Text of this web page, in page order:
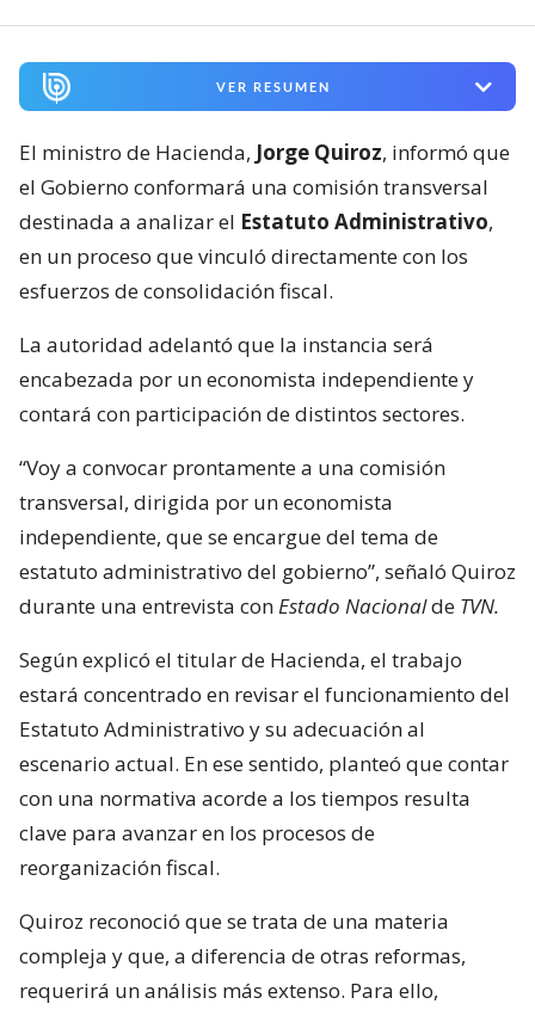
VER RESUMEN
El ministro de Hacienda, Jorge Quiroz, informó que
el Gobierno conformará una comisión transversal
destinada a analizar el Estatuto Administrativo,
en un proceso que vinculó directamente con los
esfuerzos de consolidación fiscal.
La autoridad adelantó que la instancia será
encabezada por un economista independiente y
contará con participación de distintos sectores.
“Voy a convocar prontamente a una comisión
transversal, dirigida por un economista
independiente, que se encargue del tema de
estatuto administrativo del gobierno”, señaló Quiroz
durante una entrevista conEstado Nacionalde TVN.
Según explicó el titular de Hacienda, el trabajo
estará concentrado en revisar el funcionamiento del
Estatuto Administrativo y su adecuación al
escenario actual. En ese sentido, planteó que contar
con una normativa acorde a los tiempos resulta
clave para avanzar en los procesos de
reorganización fiscal.
Quiroz reconoció que se trata de una materia
compleja y que, a diferencia de otras reformas,
requerirá un análisis más extenso. Para ello,